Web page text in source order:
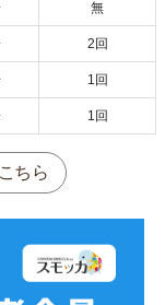
無
2回
1回
1回
ちら